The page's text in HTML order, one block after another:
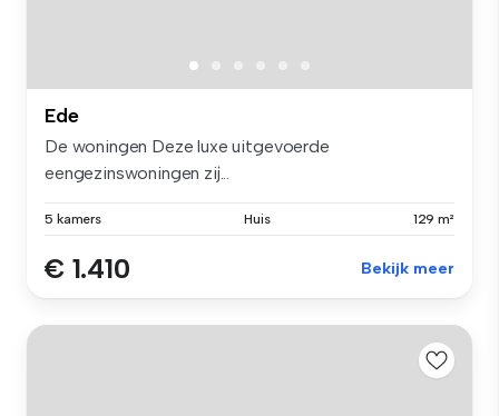
Ede
De woningen Deze luxe uitgevoerde
eengezinswoningen zij...
5 kamers Huis 129 m²
€ 1.410 Bekijk meer